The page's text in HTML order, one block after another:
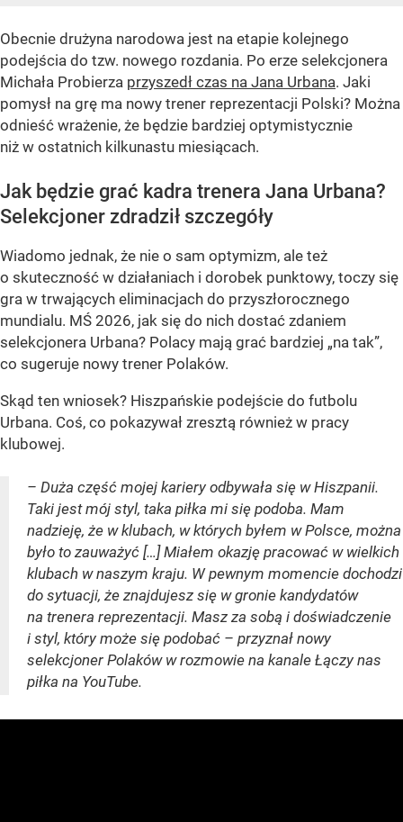
Obecnie drużyna narodowa jest na etapie kolejnego
podejścia do tzw. nowego rozdania. Po erze selekcjonera
Michała Probierza przyszedł czas na Jana Urbana. Jaki
pomysł na grę ma nowy trener reprezentacji Polski? Można
odnieść wrażenie, że będzie bardziej optymistycznie
niż w ostatnich kilkunastu miesiącach.
Jak będzie grać kadra trenera Jana Urbana?
Selekcjoner zdradził szczegóły
Wiadomo jednak, że nie o sam optymizm, ale też
o skuteczność w działaniach i dorobek punktowy, toczy się
gra w trwających eliminacjach do przyszłorocznego
mundialu. MŚ 2026, jak się do nich dostać zdaniem
selekcjonera Urbana? Polacy mają grać bardziej „na tak”,
co sugeruje nowy trener Polaków.
Skąd ten wniosek? Hiszpańskie podejście do futbolu
Urbana. Coś, co pokazywał zresztą również w pracy
klubowej.
– Duża część mojej kariery odbywała się w Hiszpanii.
Taki jest mój styl, taka piłka mi się podoba. Mam
nadzieję, że w klubach, w których byłem w Polsce, można
było to zauważyć […] Miałem okazję pracować w wielkich
klubach w naszym kraju. W pewnym momencie dochodzi
do sytuacji, że znajdujesz się w gronie kandydatów
na trenera reprezentacji. Masz za sobą i doświadczenie
i styl, który może się podobać – przyznał nowy
selekcjoner Polaków w rozmowie na kanale Łączy nas
piłka na YouTube.